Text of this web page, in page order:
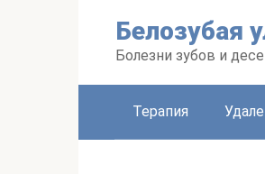
Белозубая
Болезни зубов и
Терапия